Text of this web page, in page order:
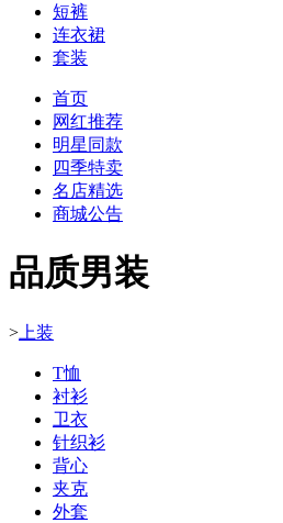
短裤
连衣裙
套装
首页
网红推荐
明星同款
四季特卖
名店精选
商城公告
品质男装
> 上装
T恤
衬衫
卫衣
针织衫
背心
夹克
外套